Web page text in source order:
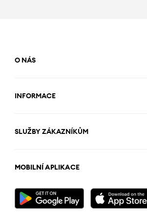
O NÁS
INFORMACE
SLUŽBY ZÁKAZNÍKŮM
MOBILNÍ APLIKACE